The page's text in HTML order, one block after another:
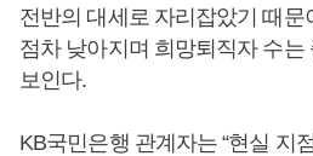
전반의 대세로 자리잡았기 때
점차 낮아지며 희망퇴직자 수는
보인다.
KB국민은행 관계자는 “현실 지